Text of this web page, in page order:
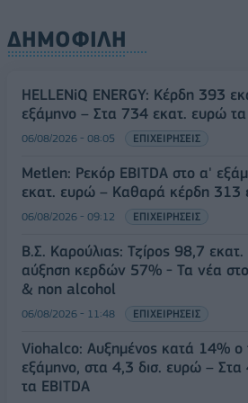
ΔΗΜΟΦΙΛΗ
HELLENiQ ENERGY: Κέρδη 393
εξάμηνο – Στα 734 εκατ. ευρώ τα
06/08/2026 - 08:05 ΕΠΙΧΕΙΡΗΣΕΙΣ
Metlen: Ρεκόρ EBITDA στο α'
εκατ. ευρώ – Καθαρά κέρδη 313
06/08/2026 - 09:12 ΕΠΙΧΕΙΡΗΣΕΙΣ
Β.Σ. Καρούλιας: Τζίρος 98,7
αύξηση κερδών 57% - Τα νέα
& non alcohol
06/08/2026 - 11:48 ΕΠΙΧΕΙΡΗΣΕΙΣ
Viohalco: Αυξημένος κατά 14% ο
εξάμηνο, στα 4,3 δισ. ευρώ –
τα EBITDA